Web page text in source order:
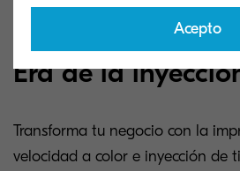
Era de la
Transforma tu negocio con la
velocidad a color e inyección de
Acepto